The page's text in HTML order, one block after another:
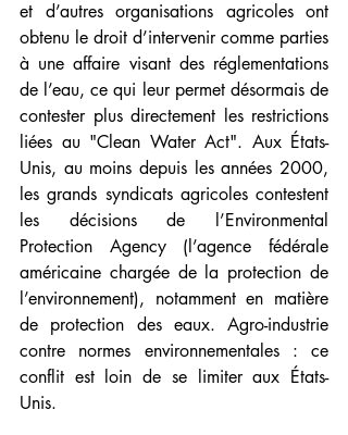
et d’autres organisations agricoles ont
obtenu le droit d’intervenir comme parties
à une affaire visant des réglementations
de l’eau, ce qui leur permet désormais de
contester plus directement les restrictions
liées au "Clean Water Act". Aux États-
Unis, au moins depuis les années 2000,
les grands syndicats agricoles contestent
les décisions de l’Environmental
Protection Agency (l’agence fédérale
américaine chargée de la protection de
l’environnement), notamment en matière
de protection des eaux. Agro-industrie
contre normes environnementales : ce
conflit est loin de se limiter aux États-
Unis.